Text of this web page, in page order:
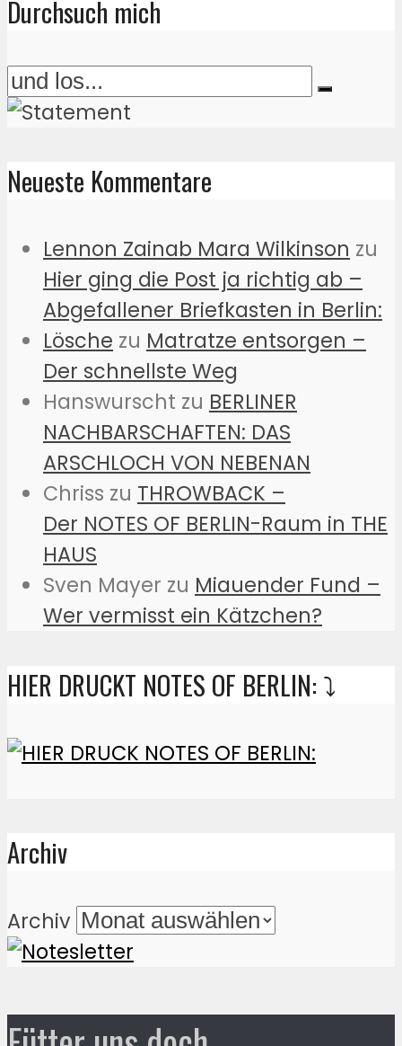
Durchsuch mich
Neueste Kommentare
Lennon Zainab Mara Wilkinson zu
Hier ging die Post ja richtig ab –
Abgefallener Briefkasten in Berlin:
Lösche zu Matratze entsorgen –
Der schnellste Weg
Hanswurscht zu BERLINER
NACHBARSCHAFTEN: DAS
ARSCHLOCH VON NEBENAN
Chriss zu THROWBACK –
Der NOTES OF BERLIN-Raum in THE
HAUS
Sven Mayer zu Miauender Fund –
Wer vermisst ein Kätzchen?
HIER DRUCKT NOTES OF BERLIN: ⤵️
Archiv
Archiv